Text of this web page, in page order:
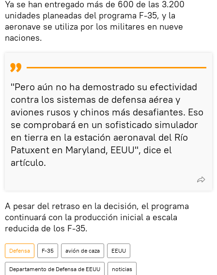
Ya se han entregado más de 600 de las 3.200
unidades planeadas del programa F-35, y la
aeronave se utiliza por los militares en nueve
naciones.
"Pero aún no ha demostrado su efectividad
contra los sistemas de defensa aérea y
aviones rusos y chinos más desafiantes. Eso
se comprobará en un sofisticado simulador
en tierra en la estación aeronaval del Río
Patuxent en Maryland, EEUU", dice el
artículo.
A pesar del retraso en la decisión, el programa
continuará con la producción inicial a escala
reducida de los F-35.
Defensa F-35 avión de caza EEUU
Departamento de Defensa de EEUU noticias